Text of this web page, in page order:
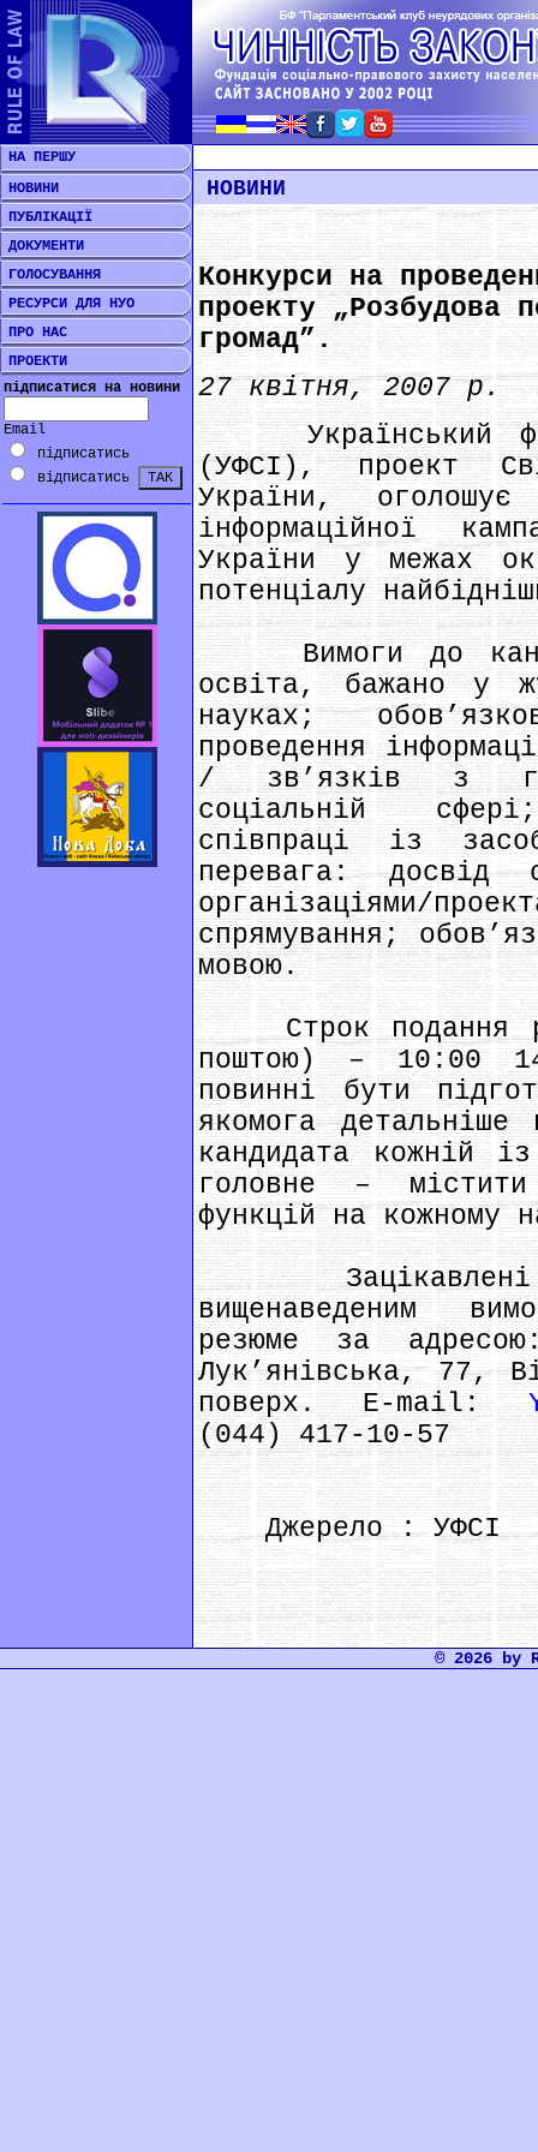
НА ПЕРШУ
НОВИНИ
ПУБЛІКАЦІЇ
ДОКУМЕНТИ
ГОЛОСУВАННЯ
РЕСУРСИ ДЛЯ НУО
ПРО НАС
ПРОЕКТИ
підписатися на новини
Email
підписатись
відписатись
НОВИНИ
Конкурси на
проекту „Розбудова
громад”.
27 квітня, 2007 р.
Український
(УФСІ), проект
України,
інформаційної
України у межах
потенціалу
Вимоги до
освіта, бажано у
науках;
проведення
/ зв’язків з
соціальній
співпраці із
перевага: досвід
організаціями/
спрямування;
мовою.
Строк подання
поштою) – 10:00
повинні бути
якомога детальніше
кандидата кожній
головне –
функцій на кожному
Зацікавлені
вищенаведеним
резюме за
Лук’янівська, 77,
поверх. E-mail:
(044) 417-10-57
Джерело : УФСІ
© 2026 by